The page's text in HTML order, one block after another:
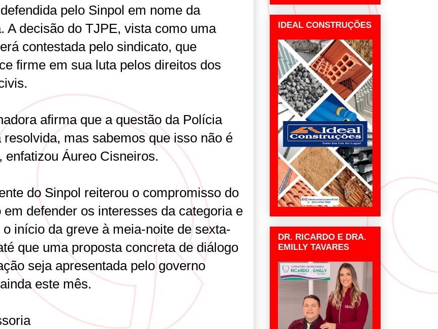
pelo Sinpol em nome da
A decisão do TJPE, vista como uma
contestada pelo sindicato, que
firme em sua luta pelos direitos dos
afirma que a questão da Polícia
resolvida, mas sabemos que isso não é
enfatizou Áureo Cisneiros.
do Sinpol reiterou o compromisso do
em defender os interesses da categoria e
o início da greve à meia-noite de sexta-
que uma proposta concreta de diálogo
seja apresentada pelo governo
este mês.
IDEAL CONSTRUÇÕES
DR. RICARDO E DRA.
EMILLY TAVARES